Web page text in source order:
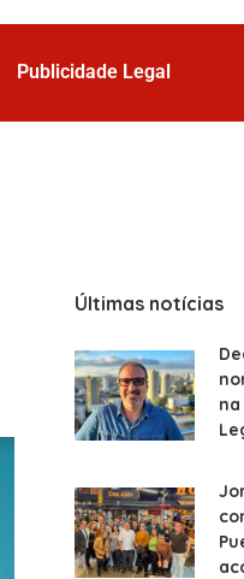
Publicidade Legal
Últimas notícias